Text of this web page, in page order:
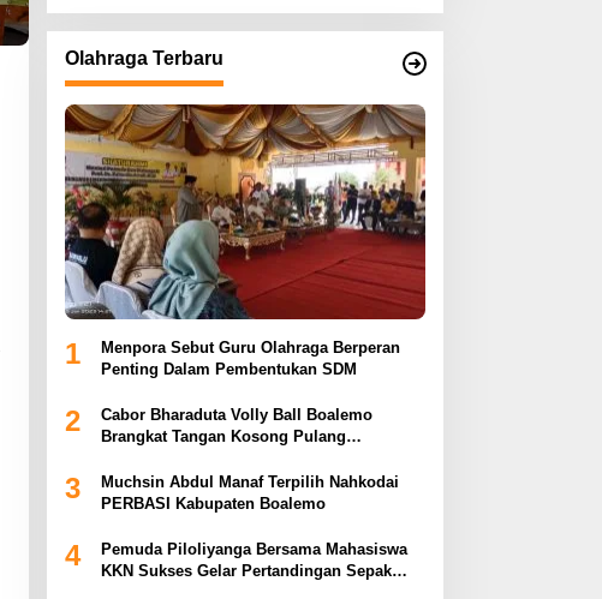
Olahraga Terbaru
1
Menpora Sebut Guru Olahraga Berperan
Penting Dalam Pembentukan SDM
2
Cabor Bharaduta Volly Ball Boalemo
Brangkat Tangan Kosong Pulang
3
Muchsin Abdul Manaf Terpilih Nahkodai
PERBASI Kabupaten Boalemo
4
Pemuda Piloliyanga Bersama Mahasiswa
KKN Sukses Gelar Pertandingan Sepak